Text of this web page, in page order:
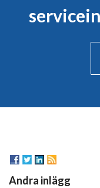
Andra inlägg